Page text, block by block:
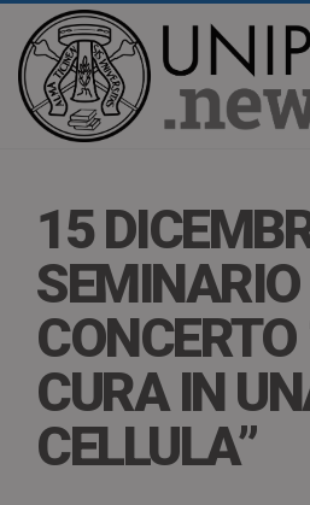
15
SEMINARIO
CONCERTO
CURA IN
CELLULA”